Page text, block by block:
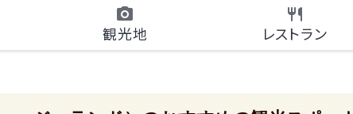
観光地 レストラン